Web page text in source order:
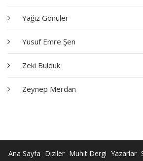
Yağız Gönüler
Yusuf Emre Şen
Zeki Bulduk
Zeynep Merdan
Ana Sayfa Diziler Muhit Dergi Yazarlar